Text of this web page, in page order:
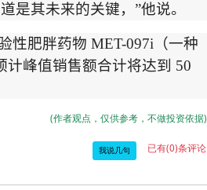
是其未来的关键， ”他说。
性肥胖药物 MET-097i（一种
峰值销售额合计将达到 50
(作者观点，仅供参考，不做投资依据)
我说几句 已有(0)条评论